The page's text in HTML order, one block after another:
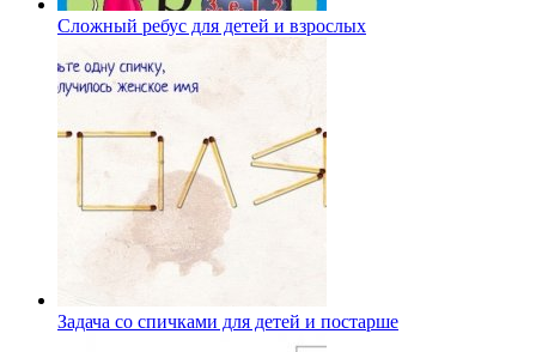
Сложный ребус для детей и взрослых
Задача со спичками для детей и постарше